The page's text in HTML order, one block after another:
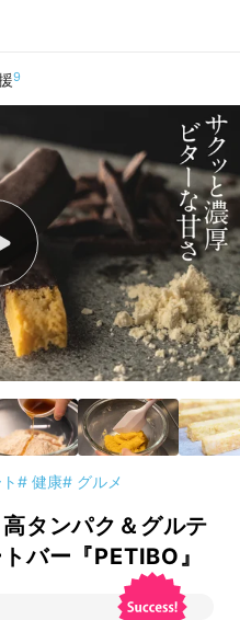
9
# 健康# グルメ
タンパク＆グルテ
バー『PETIBO』